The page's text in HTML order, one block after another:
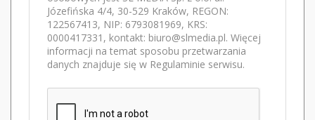
Józefińska 4/4, 30-529 Kraków, REGON:
122567413, NIP: 6793081969, KRS:
0000417331, kontakt: biuro@slmedia.pl. Więcej
informacji na temat sposobu przetwarzania
danych znajduje się w Regulaminie serwisu.